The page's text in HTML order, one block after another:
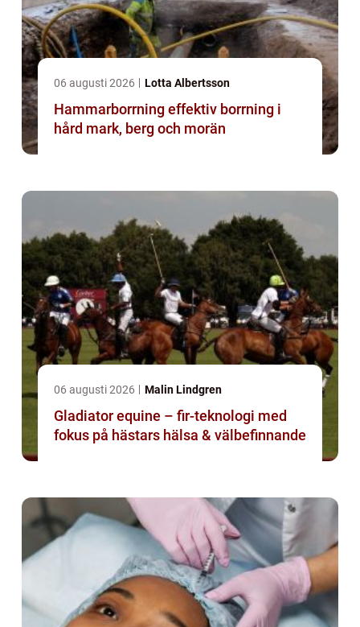
06 augusti 2026 Lotta Albertsson
Hammarborrning effektiv borrning i
hård mark, berg och morän
06 augusti 2026 Malin Lindgren
Gladiator equine – fir-teknologi med
fokus på hästars hälsa & välbefinnande